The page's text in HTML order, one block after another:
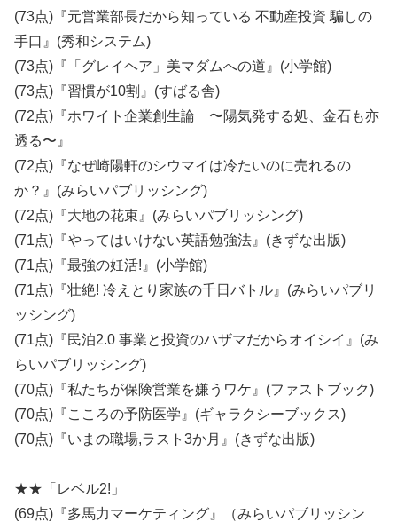
(73点)『元営業部長だから知っている 不動産投資 騙しの
手口』(秀和システム)
(73点)『「グレイヘア」美マダムへの道』(小学館)
(73点)『習慣が10割』(すばる舎)
(72点)『ホワイト企業創生論 〜陽気発する処、金石も亦
透る〜』
(72点)『なぜ崎陽軒のシウマイは冷たいのに売れるの
か？』(みらいパブリッシング)
(72点)『大地の花束』(みらいパブリッシング)
(71点)『やってはいけない英語勉強法』(きずな出版)
(71点)『最強の妊活!』(小学館)
(71点)『壮絶! 冷えとり家族の千日バトル』(みらいパブリ
ッシング)
(71点)『民泊2.0 事業と投資のハザマだからオイシイ』(み
らいパブリッシング)
(70点)『私たちが保険営業を嫌うワケ』(ファストブック)
(70点)『こころの予防医学』(ギャラクシーブックス)
(70点)『いまの職場,ラスト3か月』(きずな出版)
★★「レベル2!」
(69点)『多馬力マーケティング』（みらいパブリッシン